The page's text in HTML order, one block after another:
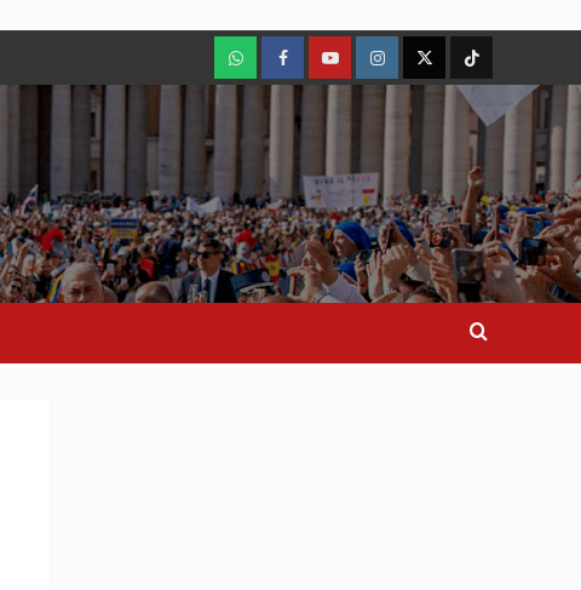
WhatsAppFacebookYoutubeInstagram
X TikTok